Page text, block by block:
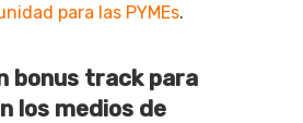
para las PYMEs.
bonus track para
los medios de